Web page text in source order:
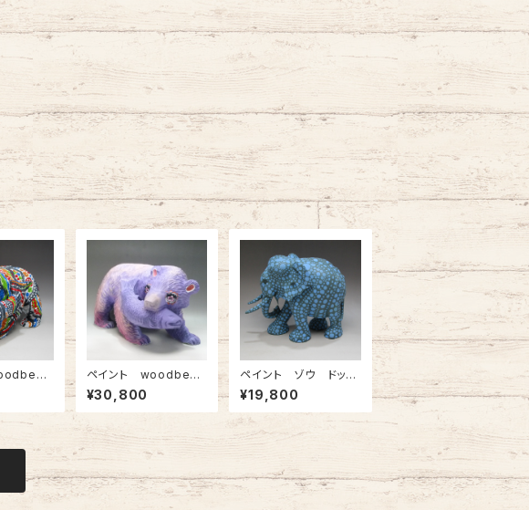
ット
ペイント woodbear
キラキラeye パープ
ル
¥30,800
ペイント ゾウ ドット
柄
¥19,800